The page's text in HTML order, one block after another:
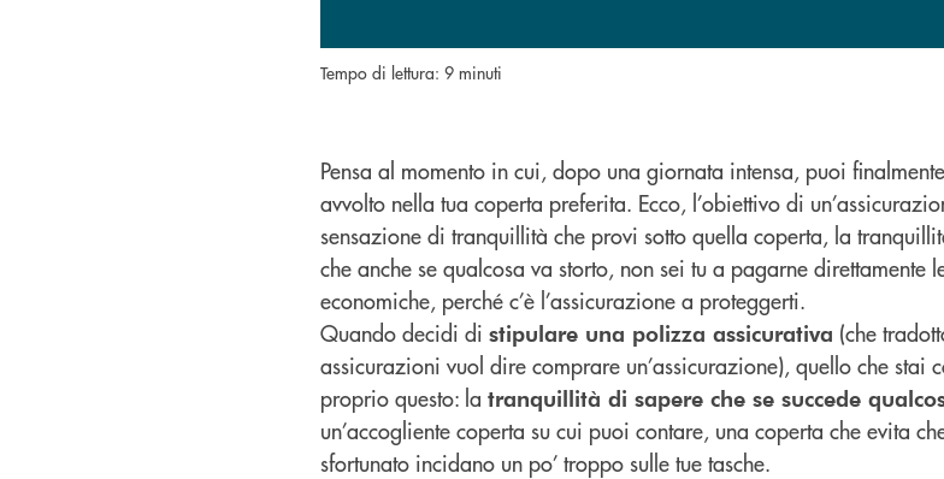
Tempo di lettura: 9 minuti
Pensa al momento in cui, dopo una giornata intensa, puoi
avvolto nella tua coperta preferita. Ecco, l’obiettivo di
sensazione di tranquillità che provi sotto quella coperta, la
che anche se qualcosa va storto, non sei tu a pagarne direttamente
economiche, perché c’è l’assicurazione a proteggerti.
Quando decidi di stipulare una polizza assicurativa (che
assicurazioni vuol dire comprare un’assicurazione), quello che stai
proprio questo: la tranquillità di sapere che se succede
un’accogliente coperta su cui puoi contare, una coperta che evita
sfortunato incidano un po’ troppo sulle tue tasche.